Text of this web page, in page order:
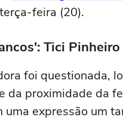
feira (20).
Tici
foi questionada,
da proximidade da
uma expressão um